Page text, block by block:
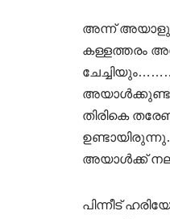
അന്ന്
കള്ളത്തരം
തിരികെ
അയാൾക്ക്
പിന്നീട്